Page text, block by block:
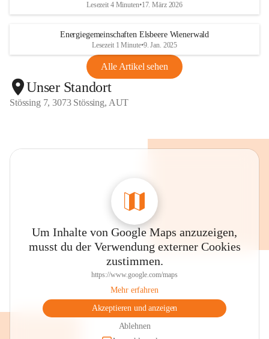
Lesezeit 4 Minuten•17. März 2026
Energiegemeinschaften Elsbeere Wienerwald
Lesezeit 1 Minute•9. Jan. 2025
Alle Artikel sehen
Unser Standort
Stössing 7, 3073 Stössing, AUT
Um Inhalte von Google Maps anzuzeigen,
musst du der Verwendung externer Cookies
zustimmen.
https://www.google.com/maps
Mehr erfahren
Akzeptieren und anzeigen
Ablehnen